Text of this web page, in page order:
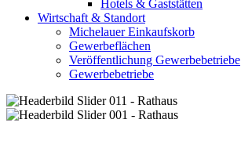
Hotels & Gaststätten
Wirtschaft & Standort
Michelauer Einkaufskorb
Gewerbeflächen
Veröffentlichung Gewerbebetriebe
Gewerbebetriebe